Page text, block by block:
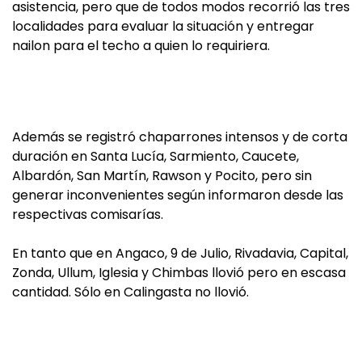
asistencia, pero que de todos modos recorrió las tres
localidades para evaluar la situación y entregar
nailon para el techo a quien lo requiriera.
Además se registró chaparrones intensos y de corta
duración en Santa Lucía, Sarmiento, Caucete,
Albardón, San Martín, Rawson y Pocito, pero sin
generar inconvenientes según informaron desde las
respectivas comisarías.
En tanto que en Angaco, 9 de Julio, Rivadavia, Capital,
Zonda, Ullum, Iglesia y Chimbas llovió pero en escasa
cantidad. Sólo en Calingasta no llovió.